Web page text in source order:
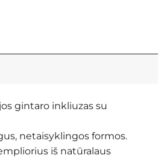
gintaro inkliuzas su
netaisyklingos formos.
iš natūralaus